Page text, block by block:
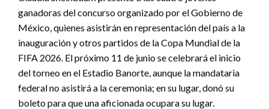
ganadoras del concurso organizado por el Gobierno de
México, quienes asistirán en representación del país a la
inauguración y otros partidos de la Copa Mundial de la
FIFA 2026. El próximo 11 de junio se celebrará el inicio
del torneo en el Estadio Banorte, aunque la mandataria
federal no asistirá a la ceremonia; en su lugar, donó su
boleto para que una aficionada ocupara su lugar.